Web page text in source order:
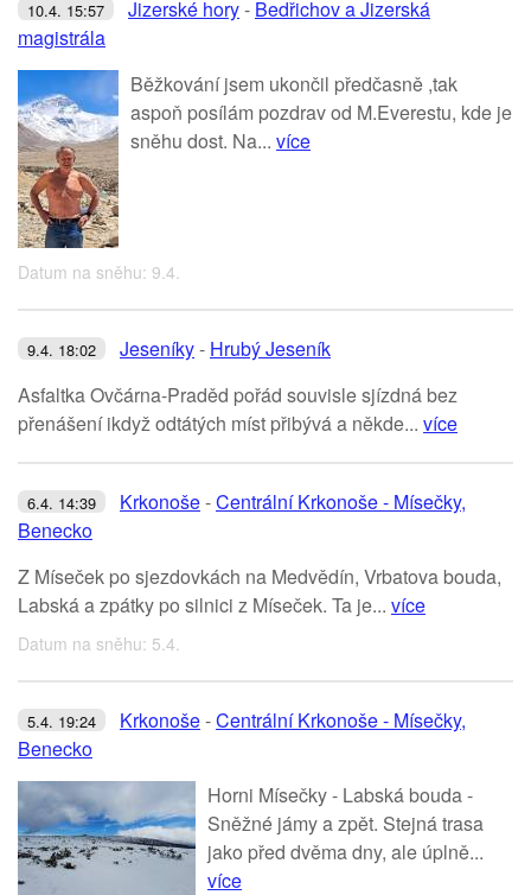
10.4. 15:57 Jizerské hory- Bedřichov a Jizerská
magistrála
Běžkování jsem ukončil předčasně ,tak
aspoň posílám pozdrav od M.Everestu, kde je
sněhu dost. Na... více
Datum na sněhu: 9.4.
9.4. 18:02 Jeseníky- Hrubý Jeseník
Asfaltka Ovčárna-Praděd pořád souvisle sjízdná bez
přenášení ikdyž odtátých míst přibývá a někde... více
6.4. 14:39 Krkonoše-Centrální Krkonoše - Mísečky,
Benecko
Z Míseček po sjezdovkách na Medvědín, Vrbatova bouda,
Labská a zpátky po silnici z Míseček. Ta je... více
Datum na sněhu: 5.4.
5.4. 19:24 Krkonoše-Centrální Krkonoše - Mísečky,
Benecko
Horni Mísečky - Labská bouda -
Sněžné jámy a zpět. Stejná trasa
jako před dvěma dny, ale úplně...
více